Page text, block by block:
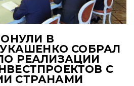
В
СОБРАЛ
РЕАЛИЗАЦИИ
С
СТРАНАМИ